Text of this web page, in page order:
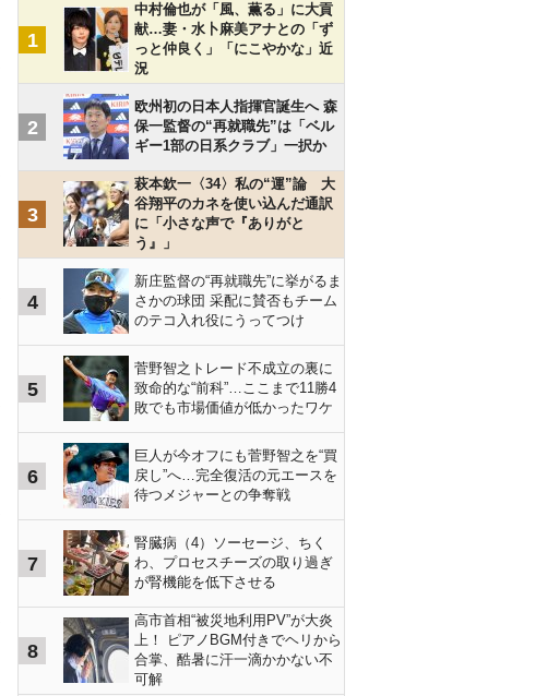
1
中村倫也が「風、薫る」に大貢
献…妻・水卜麻美アナとの「ず
っと仲良く」「にこやかな」近
況
2
欧州初の日本人指揮官誕生へ 森
保一監督の“再就職先”は「ベル
ギー1部の日系クラブ」一択か
3
萩本欽一〈34〉私の“運”論 大
谷翔平のカネを使い込んだ通訳
に「小さな声で『ありがと
う』」
4
新庄監督の“再就職先”に挙がるま
さかの球団 采配に賛否もチーム
のテコ入れ役にうってつけ
5
菅野智之トレード不成立の裏に
致命的な“前科”…ここまで11勝4
敗でも市場価値が低かったワケ
6
巨人が今オフにも菅野智之を“買
戻し”へ…完全復活の元エースを
待つメジャーとの争奪戦
7
腎臓病（4）ソーセージ、ちく
わ、プロセスチーズの取り過ぎ
が腎機能を低下させる
8
高市首相“被災地利用PV”が大炎
上！ ピアノBGM付きでヘリから
合掌、酷暑に汗一滴かかない不
可解